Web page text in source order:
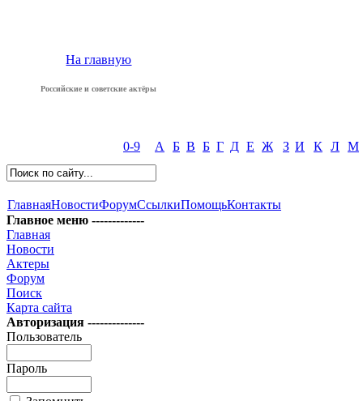
На главную
Российские и советские актёры
0-9 А Б В Б Г Д Е Ж З И К Л М
ГлавнаяНовостиФорумСсылкиПомощьКонтакты
Главное меню -------------
Главная
Новости
Актеры
Форум
Поиск
Карта сайта
Авторизация --------------
Пользователь
Пароль